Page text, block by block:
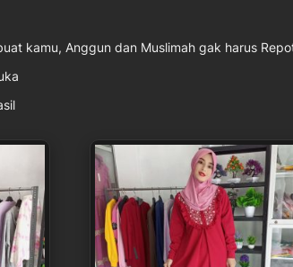
kamu, Anggun dan Muslimah gak harus